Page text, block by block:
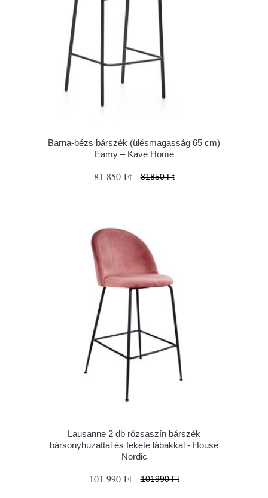
Barna-bézs bárszék (ülésmagasság 65 cm)
Eamy – Kave Home
81 850 Ft 81850 Ft
Lausanne 2 db rózsaszín bárszék
bársonyhuzattal és fekete lábakkal - House
Nordic
101 990 Ft 101990 Ft